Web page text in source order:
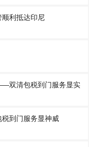
利抵达印尼
双清包税到门服务显实
到门服务显神威